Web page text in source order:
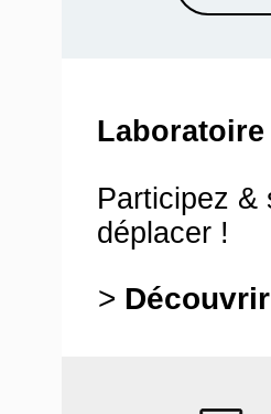
Participez &
déplacer !
> Découvrir